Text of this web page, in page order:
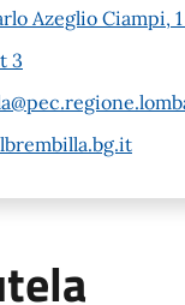
Azeglio Ciampi,
3